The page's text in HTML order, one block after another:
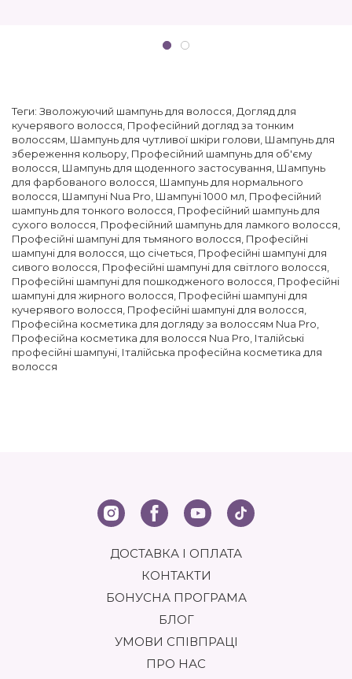
Теги: Зволожуючий шампунь для волосся Догляд для
кучерявого волосся Професійний догляд за тонким
волоссям Шампунь для чутливої ​​шкіри голови Шампунь для
збереження кольору Професійний шампунь для об'єму
волосся Шампунь для щоденного застосування Шампунь
для фарбованого волосся Шампунь для нормального
волосся Шампуні Nua Pro Шампуні 1000 мл Професійний
шампунь для тонкого волосся Професійний шампунь для
сухого волосся Професійний шампунь для ламкого волосся
Професійні шампуні для тьмяного волосся Професійні
шампуні для волосся, що січеться Професійні шампуні для
сивого волосся Професійні шампуні для світлого волосся
Професійні шампуні для пошкодженого волосся Професійні
шампуні для жирного волосся Професійні шампуні для
кучерявого волосся Професійні шампуні для волосся
Професійна косметика для догляду за волоссям Nua Pro
Професійна косметика для волосся Nua Pro Італійські
професійні шампуні Італійська професійна косметика для
волосся
ДОСТАВКА І ОПЛАТА
КОНТАКТИ
БОНУСНА ПРОГРАМА
БЛОГ
УМОВИ СПІВПРАЦІ
ПРО НАС